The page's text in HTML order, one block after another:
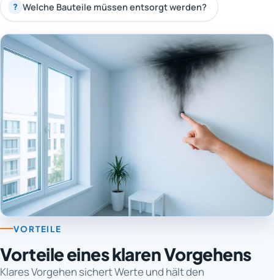
? Welche Bauteile müssen entsorgt werden?
VORTEILE
Vorteile eines klaren Vorgehens
Klares Vorgehen sichert Werte und hält den